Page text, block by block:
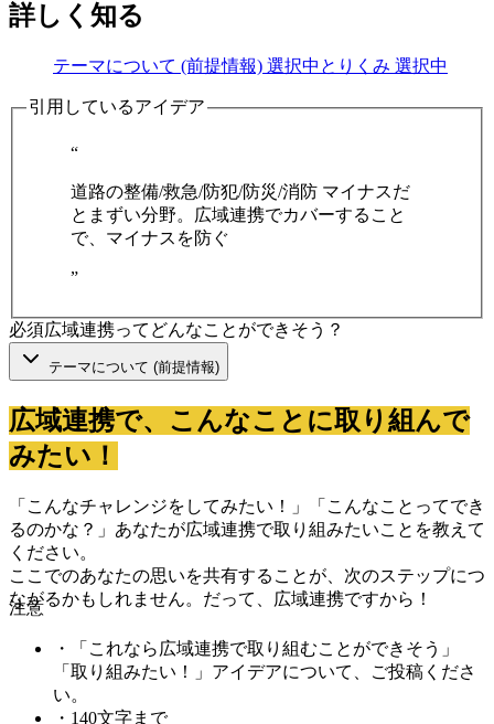
詳しく知る
テーマについて (前提情報) 選択中 とりくみ 選択中
引用しているアイデア
“
道路の整備/救急/防犯/防災/消防 マイナスだ
とまずい分野。広域連携でカバーすること
で、マイナスを防ぐ
”
必須広域連携ってどんなことができそう？
テーマについて (前提情報)
広域連携で、こんなことに取り組んで
みたい！
「こんなチャレンジをしてみたい！」「こんなことってでき
るのかな？」あなたが広域連携で取り組みたいことを教えて
ください。
ここでのあなたの思いを共有することが、次のステップにつ
ながるかもしれません。だって、広域連携ですから！
注意
・
「これなら広域連携で取り組むことができそう」
「取り組みたい！」アイデアについて、ご投稿くださ
い。
・ 140文字まで